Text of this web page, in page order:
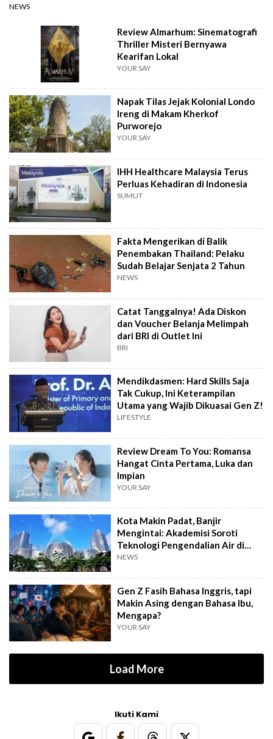
NEWS
Review Almarhum: Sinematografi
Thriller Misteri Bernyawa
Kearifan Lokal
YOUR SAY
Napak Tilas Jejak Kolonial Londo
Ireng di Makam Kherkof
Purworejo
YOUR SAY
IHH Healthcare Malaysia Terus
Perluas Kehadiran di Indonesia
SUMUT
Fakta Mengerikan di Balik
Penembakan Thailand: Pelaku
Sudah Belajar Senjata 2 Tahun
NEWS
Catat Tanggalnya! Ada Diskon
dan Voucher Belanja Melimpah
dari BRI di Outlet Ini
BRI
Mendikdasmen: Hard Skills Saja
Tak Cukup, Ini Keterampilan
Utama yang Wajib Dikuasai Gen Z!
LIFESTYLE
Review Dream To You: Romansa
Hangat Cinta Pertama, Luka dan
Impian
YOUR SAY
Kota Makin Padat, Banjir
Mengintai: Akademisi Soroti
Teknologi Pengendalian Air di
PIK2
NEWS
Gen Z Fasih Bahasa Inggris, tapi
Makin Asing dengan Bahasa Ibu,
Mengapa?
YOUR SAY
Load More
Ikuti Kami